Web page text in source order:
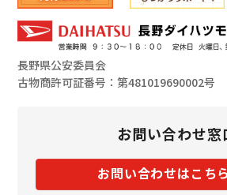
長野県公安委員会
古物商許可証番号：第481019690002号
お問い合わせ窓
お問い合わせはこち